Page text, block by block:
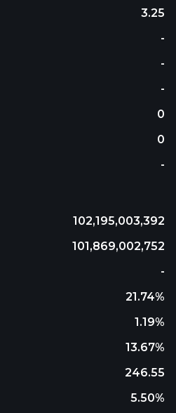
3.25
-
-
-
0
0
-
102,195,003,392
101,869,002,752
-
21.74%
1.19%
13.67%
246.55
5.50%